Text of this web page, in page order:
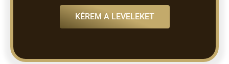
KÉREM A LEVELEKET